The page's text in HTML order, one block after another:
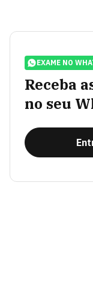
EXAME NO
Receba
no seu